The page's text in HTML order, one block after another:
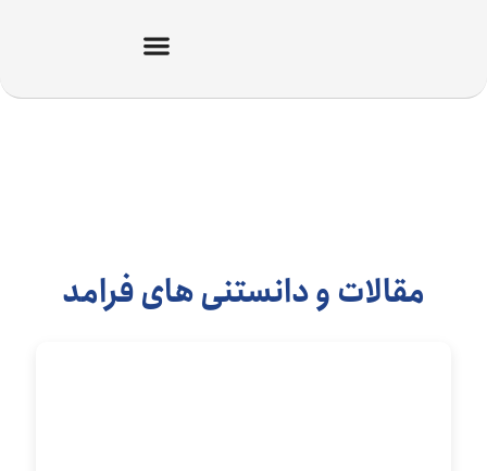
مقالات و دانستنی های فرامد